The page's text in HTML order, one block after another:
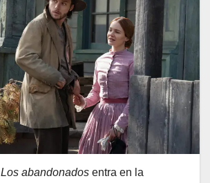
Los abandonados entra en la